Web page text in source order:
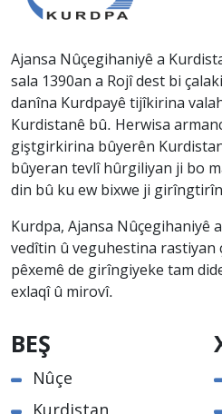
Ajansa Nûçegihaniyê a
sala 1390an a Rojî dest bi
danîna Kurdpayê tijîkirina
Kurdistanê bû. Herwisa
giştgirkirina bûyerên
bûyeran tevlî hûrgiliyan ji bo
din bû ku ew bixwe ji
Kurdpa, Ajansa Nûçegihaniyê
vedîtin û veguhestina rastiyan
pêxemê de girîngiyeke tam
exlaqî û mirovî.
BEŞ
Nûçe